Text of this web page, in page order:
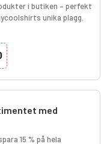
i butiken – perfekt
unika plagg.
med
15 % på hela